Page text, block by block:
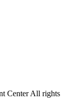
Center All rights